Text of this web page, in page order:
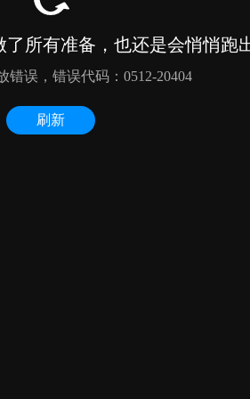
所有准备，也还是会悄悄跑
错误，错误代码：0512-20404
刷新